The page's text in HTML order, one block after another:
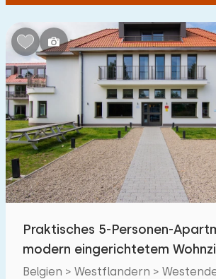
Zu öffentlichen Verkehrsmitteln(max.
0,2 0,5 1 2 5
Unterkunft
Nicht im Ferienpark
Im Ferienpark
Einfamilienhaus
Ferienbauernhof
Villa
Praktisches 5-Personen-
modern eingerichtetem
Strandnähe
Belgien > Westflandern >